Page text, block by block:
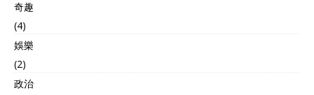
奇趣
(4)
娛樂
(2)
政治